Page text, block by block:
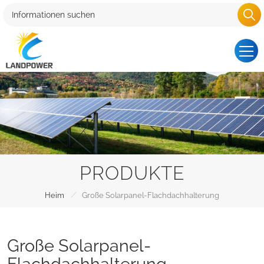
PRODUKTE
Heim / Große Solarpanel-Flachdachhalterung
Große Solarpanel-